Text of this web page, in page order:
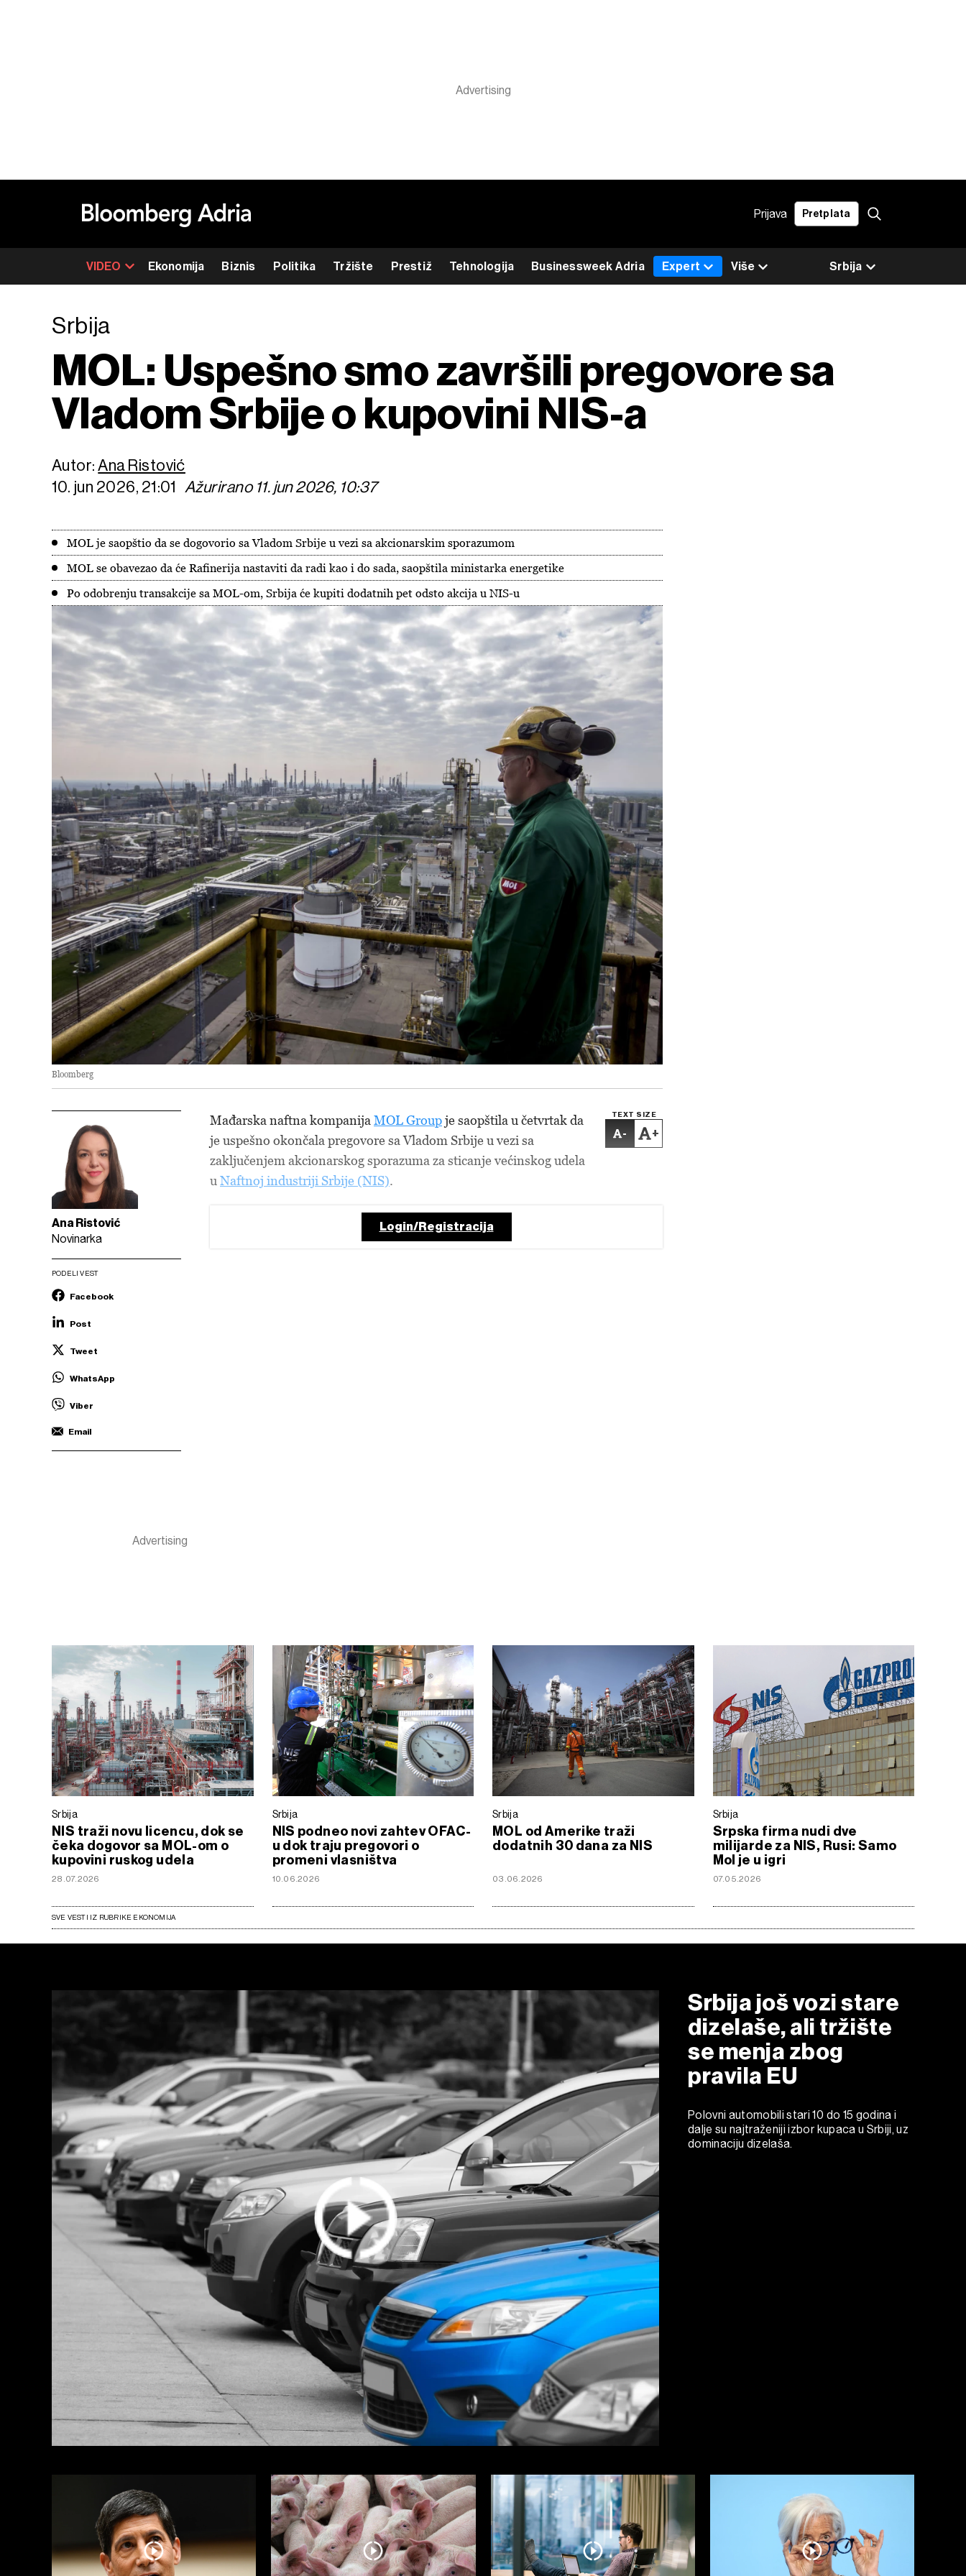
Prijava Pretplata
VIDEO Ekonomija Biznis Politika Tržište Prestiž Tehnologija Businessweek Adria Srbija
Expert Više
Srbija
MOL: Uspešno smo završili pregovore sa
Vladom Srbije o kupovini NIS-a
Autor:Ana Ristović
10. jun 2026, 21:01 Ažurirano 11. jun 2026, 10:37
MOL je saopštio da se dogovorio sa Vladom Srbije u vezi sa akcionarskim sporazumom
MOL se obavezao da će Rafinerija nastaviti da radi kao i do sada, saopštila ministarka energetike
Po odobrenju transakcije sa MOL-om, Srbija će kupiti dodatnih pet odsto akcija u NIS-u
Bloomberg
Ana Ristović
Novinarka
PODELI VEST
Facebook
Post
Tweet
WhatsApp
Viber
Email
TEXT SIZE
- +
Mađarska naftna kompanija MOL Groupje saopštila u četvrtak da
je uspešno okončala pregovore sa Vladom Srbije u vezi sa
zaključenjem akcionarskog sporazuma za sticanje većinskog udela
u Naftnoj industriji Srbije (NIS).
Login/Registracija
Srbija
NIS traži novu licencu, dok se
čeka dogovor sa MOL-om o
kupovini ruskog udela
28.07.2026
Srbija
NIS podneo novi zahtev OFAC-
u dok traju pregovori o
promeni vlasništva
10.06.2026
Srbija
MOL od Amerike traži
dodatnih 30 dana za NIS
03.06.2026
Srbija
Srpska firma nudi dve
milijarde za NIS, Rusi: Samo
Mol je u igri
07.05.2026
SVE VESTI IZ RUBRIKE EKONOMIJA
Srbija još vozi stare
dizelaše, ali tržište
se menja zbog
pravila EU
Polovni automobili stari 10 do 15 godina i
dalje su najtraženiji izbor kupaca u Srbiji, uz
dominaciju dizelaša.